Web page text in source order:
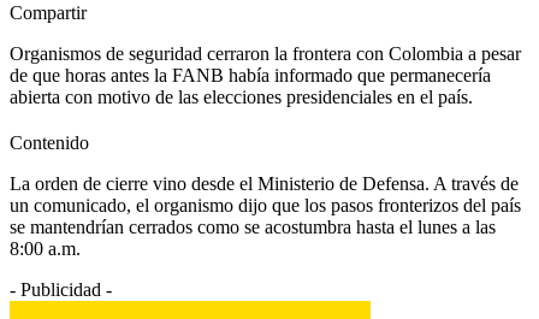
Compartir
Organismos de seguridad cerraron la frontera con Colombia a pesar
de que horas antes la FANB había informado que permanecería
abierta con motivo de las elecciones presidenciales en el país.
Contenido
La orden de cierre vino desde el Ministerio de Defensa. A través de
un comunicado, el organismo dijo que los pasos fronterizos del país
se mantendrían cerrados como se acostumbra hasta el lunes a las
8:00 a.m.
- Publicidad -